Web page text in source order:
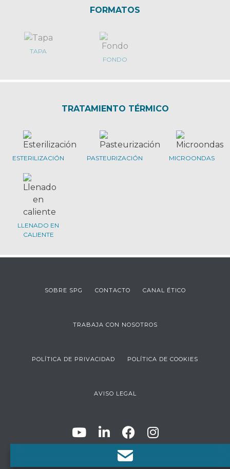
FORMATOS
TAPA
FONDO
TRATAMIENTO TÉRMICO
ESTERILIZACIÓN PASTEURIZACIÓN MICROONDAS
LLENADO EN
CALIENTE
SOBRE SPG CONTACTO CANAL ÉTICO
TRABAJA CON NOSOTROS
POLÍTICA DE PRIVACIDAD POLÍTICA DE COOKIES
AVISO LEGAL